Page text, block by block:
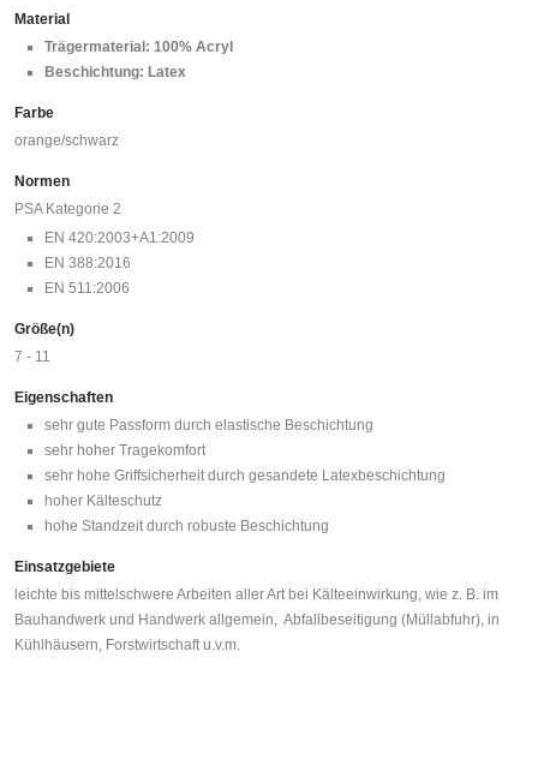
Material
Trägermaterial: 100% Acryl
Beschichtung: Latex
Farbe
orange/schwarz
Normen
PSA Kategorie 2
EN 420:2003+A1:2009
EN 388:2016
EN 511:2006
Größe(n)
7 - 11
Eigenschaften
sehr gute Passform durch elastische Beschichtung
sehr hoher Tragekomfort
sehr hohe Griffsicherheit durch gesandete Latexbeschichtung
hoher Kälteschutz
hohe Standzeit durch robuste Beschichtung
Einsatzgebiete
leichte bis mittelschwere Arbeiten aller Art bei Kälteeinwirkung, wie z. B. im
Bauhandwerk und Handwerk allgemein, Abfallbeseitigung (Müllabfuhr), in
Kühlhäusern, Forstwirtschaft u.v.m.